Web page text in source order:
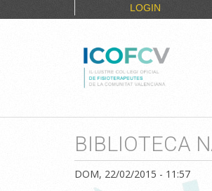
LOGIN
BIBLIOTECA
DOM, 22/02/2015 - 11:57